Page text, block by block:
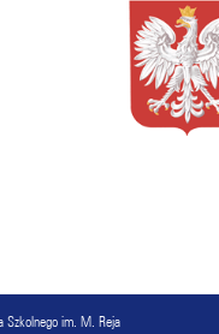
Szkolnego im. M. Reja